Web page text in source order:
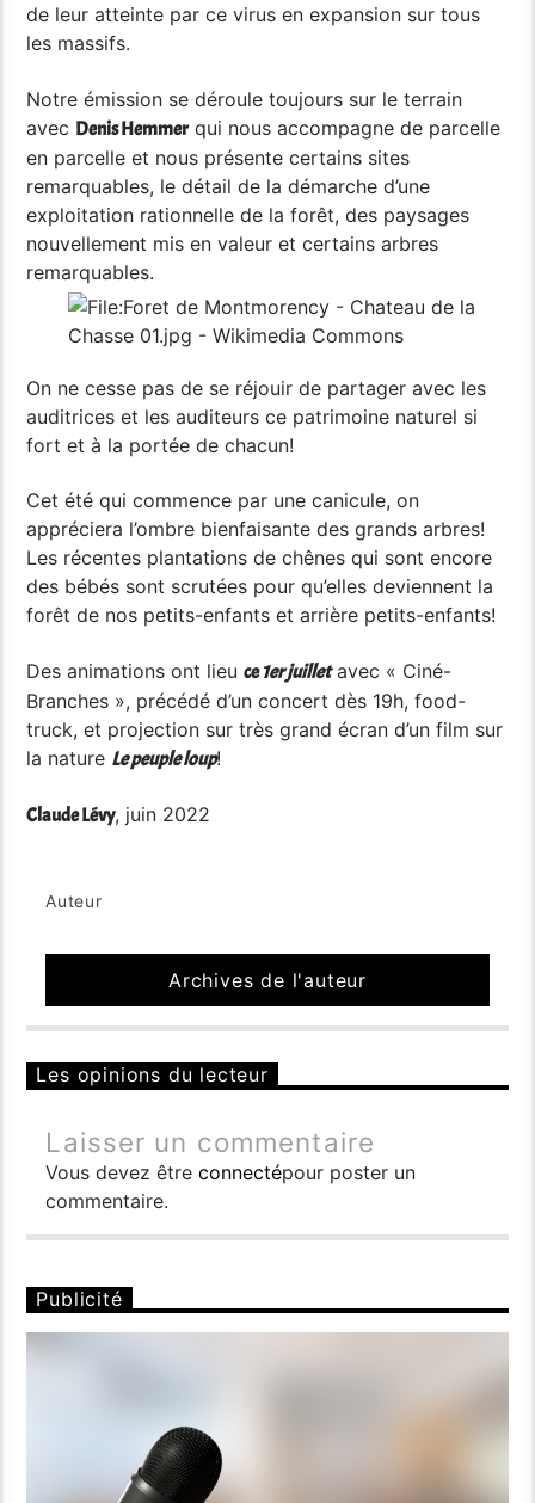
de leur atteinte par ce virus en expansion sur tous
les massifs.
Notre émission se déroule toujours sur le terrain
avec Denis Hemmerqui nous accompagne de parcelle
en parcelle et nous présente certains sites
remarquables, le détail de la démarche d’une
exploitation rationnelle de la forêt, des paysages
nouvellement mis en valeur et certains arbres
remarquables.
On ne cesse pas de se réjouir de partager avec les
auditrices et les auditeurs ce patrimoine naturel si
fort et à la portée de chacun!
Cet été qui commence par une canicule, on
appréciera l’ombre bienfaisante des grands arbres!
Les récentes plantations de chênes qui sont encore
des bébés sont scrutées pour qu’elles deviennent la
forêt de nos petits-enfants et arrière petits-enfants!
Des animations ont lieuce1er juilletavec « Ciné-
Branches », précédé d’un concert dès 19h, food-
truck, et projection sur très grand écran d’un film sur
la nature Le peuple loup!
Claude Lévy, juin 2022
Auteur
Archives de l'auteur
Les opinions du lecteur
Laisser un commentaire
Vous devez êtreconnectépour poster un
commentaire.
Publicité